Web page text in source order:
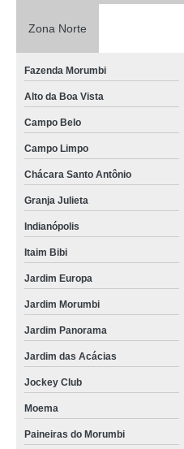
Zona Norte
Fazenda Morumbi
Alto da Boa Vista
Campo Belo
Campo Limpo
Chácara Santo Antônio
Granja Julieta
Indianópolis
Itaim Bibi
Jardim Europa
Jardim Morumbi
Jardim Panorama
Jardim das Acácias
Jockey Club
Moema
Paineiras do Morumbi